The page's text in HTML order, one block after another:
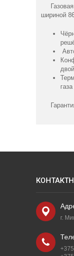
шириной
г.